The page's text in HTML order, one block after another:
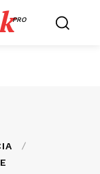
PRO